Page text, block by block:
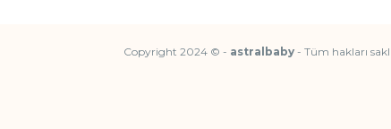
Copyright 2024 © - astralbaby- Tüm hakları